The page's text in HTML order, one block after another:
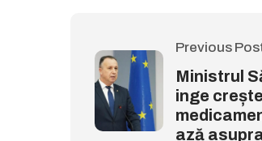
Previous
Ministrul
inge
ază